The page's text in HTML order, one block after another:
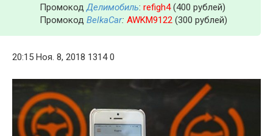
ПромокодДелимобиль: refigh4(400 рублей)
Промокод BelkaCar: AWKM9122 (300 рублей)
20:15 Ноя. 8, 2018 1314 0